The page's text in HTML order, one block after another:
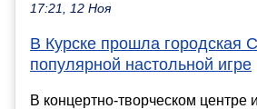
17:21, 12 Ноя
В Курске прошла городская
популярной настольной игре
В концертно-творческом